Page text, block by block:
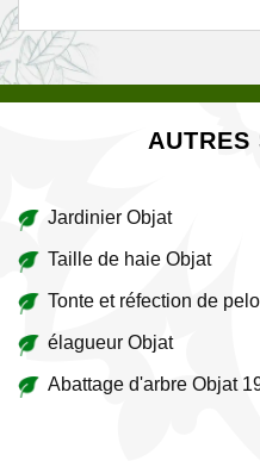
AUTRES
Jardinier Objat
Taille de haie Objat
Tonte et réfection de
élagueur Objat
Abattage d'arbre Objat